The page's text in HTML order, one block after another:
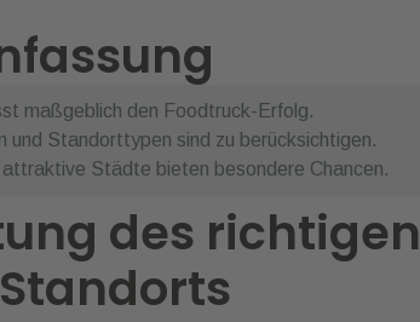
maßgeblich den Foodtruck-Erfolg.
und Standorttypen sind zu berücksichtigen.
attraktive Städte bieten besondere Chancen.
des richtigen